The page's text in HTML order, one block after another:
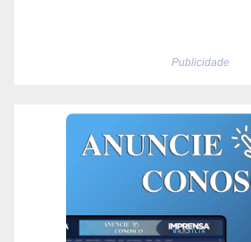
Publicidade